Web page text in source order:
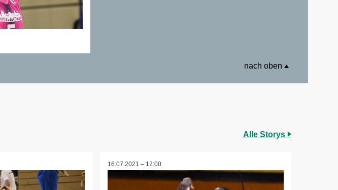
nach oben
Alle Storys
16.07.2021 – 12:00